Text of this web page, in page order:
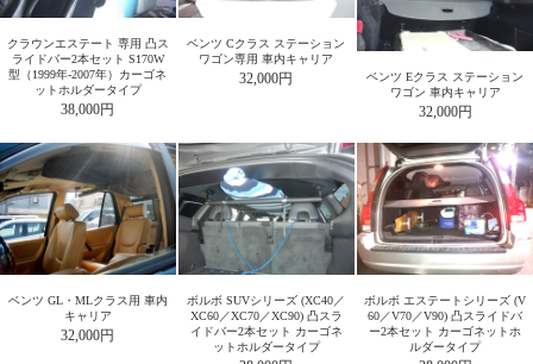
クラウンエステート 専用 凸ス
ライドバー2本セット S170W
型（1999年-2007年）カーゴネ
ットホルダータイプ
38,000円
ベンツ Cクラス ステーション
ワゴン専用 車内キャリア
32,000円
ベンツ Eクラス ステーション
ワゴン 車内キャリア
32,000円
ベンツ GL・MLクラス用 車内
キャリア
32,000円
ボルボ SUVシリーズ (XC40／
XC60／XC70／XC90) 凸スラ
イドバー2本セット カーゴネ
ットホルダータイプ
ボルボ エステートシリーズ (V
60／V70／V90) 凸スライドバ
ー2本セット カーゴネットホ
ルダータイプ